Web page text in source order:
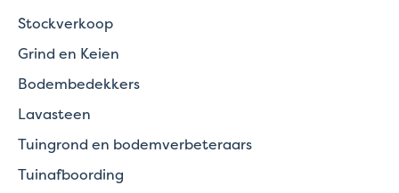
Stockverkoop
Grind en Keien
Bodembedekkers
Lavasteen
Tuingrond en bodemverbeteraars
Tuinafboording